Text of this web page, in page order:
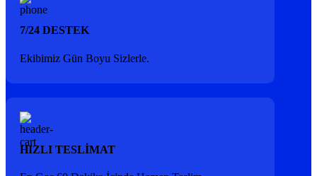
7/24 DESTEK
Ekibimiz Gün Boyu Sizlerle.
HIZLI TESLİMAT